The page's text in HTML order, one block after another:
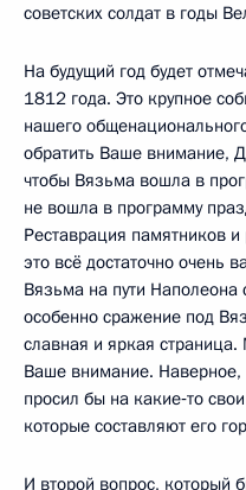
советских солдат в годы
На будущий год будет
1812 года. Это крупное
нашего
обратить Ваше внимание,
чтобы Вязьма вошла в
не вошла в программу
Реставрация памятников
это всё достаточно очень
Вязьма на пути Наполеона
особенно сражение под
славная и яркая
Ваше внимание.
просил бы на какие‑то
которые составляют его
И второй вопрос, который